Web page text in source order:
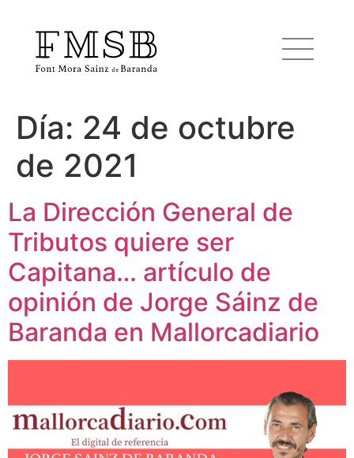
Inicio
Font Mora Sainz de Baranda
Equipo
Servicios
Noticias
¿En qué podemos ayudarte?
Día: 24 de octubre
de 2021
La Dirección General de
Tributos quiere ser
Capitana… artículo de
opinión de Jorge Sáinz de
Baranda en Mallorcadiario